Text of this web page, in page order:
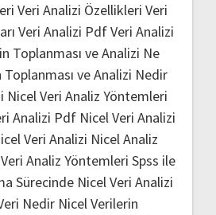
Veri Analizi Özellikleri Veri
Veri Analizi PdfVeri Analizi
Toplanması ve Analizi Ne
Toplanması ve Analizi Nedir
Nicel Veri Analiz Yöntemleri
Analizi Pdf Nicel Veri Analizi
Veri Analizi Nicel Analiz
Analiz Yöntemleri Spss ile
Sürecinde Nicel Veri Analizi
Nedir Nicel Verilerin